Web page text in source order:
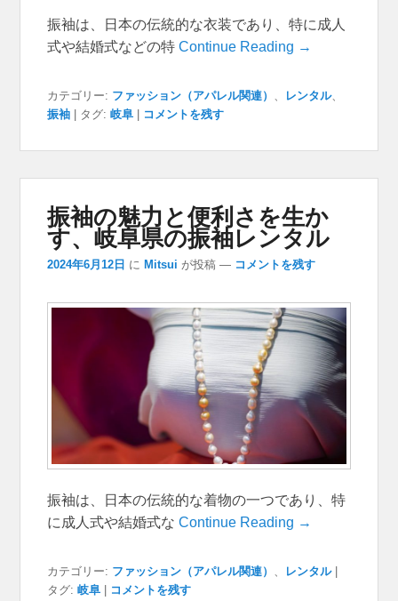
振袖は、日本の伝統的な衣装であり、特に成人
式や結婚式などの特Continue Reading →
カテゴリー: ファッション（アパレル関連） 、 レンタル、
振袖
タグ: 岐阜 コメントを残す
振袖の魅力と便利さを生か
す、岐阜県の振袖レンタル
2024年6月12日 に Mitsui が投稿 — コメントを残す
振袖は、日本の伝統的な着物の一つであり、特
に成人式や結婚式なContinue Reading →
カテゴリー: ファッション（アパレル関連） 、 レンタル
タグ: 岐阜 コメントを残す